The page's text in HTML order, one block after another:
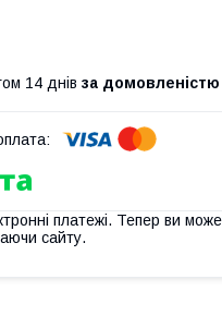
14 днів за домовленістю
платежі. Тепер ви
сайту.